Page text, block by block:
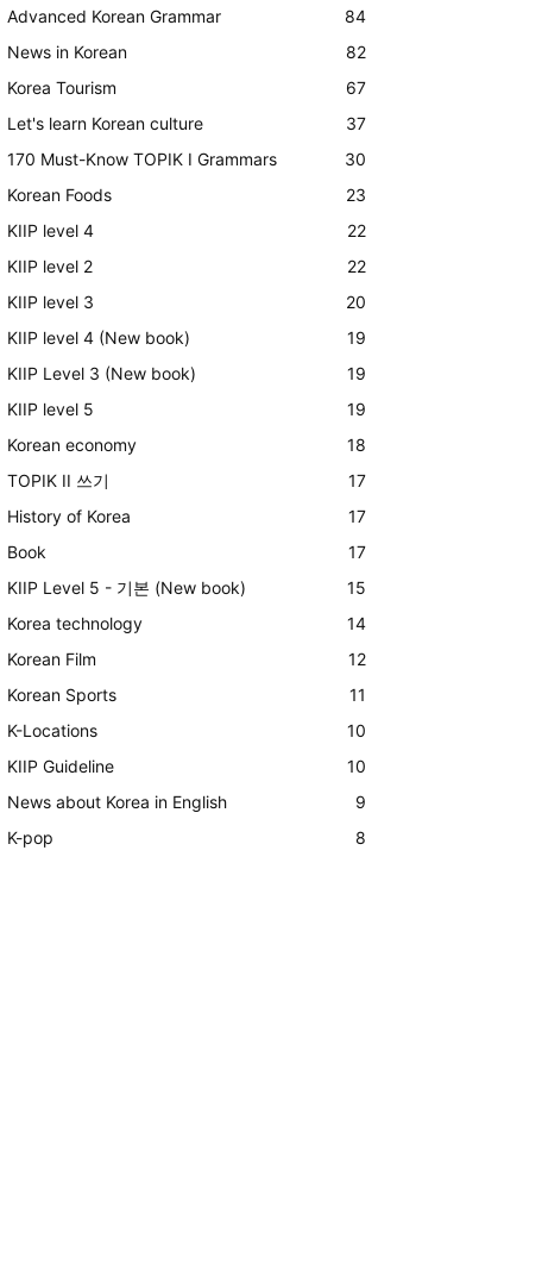
Advanced Korean Grammar
84
News in Korean
82
Korea Tourism
67
Let's learn Korean culture
37
170 Must-Know TOPIK I Grammars
30
Korean Foods
23
KIIP level 4
22
KIIP level 2
22
KIIP level 3
20
KIIP level 4 (New book)
19
KIIP Level 3 (New book)
19
KIIP level 5
19
Korean economy
18
TOPIK II 쓰기
17
History of Korea
17
Book
17
KIIP Level 5 - 기본 (New book)
15
Korea technology
14
Korean Film
12
Korean Sports
11
K-Locations
10
KIIP Guideline
10
News about Korea in English
9
K-pop
8